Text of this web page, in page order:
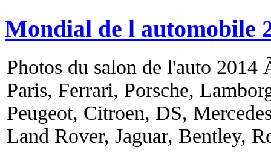
Mondial de l automobile
Photos du salon de l'auto 2014
Paris, Ferrari, Porsche,
Peugeot, Citroen, DS,
Land Rover, Jaguar, Bentley,